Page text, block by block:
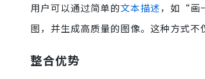
用户可以通过简单的文本描述，如“画
图，并生成高质量的图像。这种方式不
整合优势